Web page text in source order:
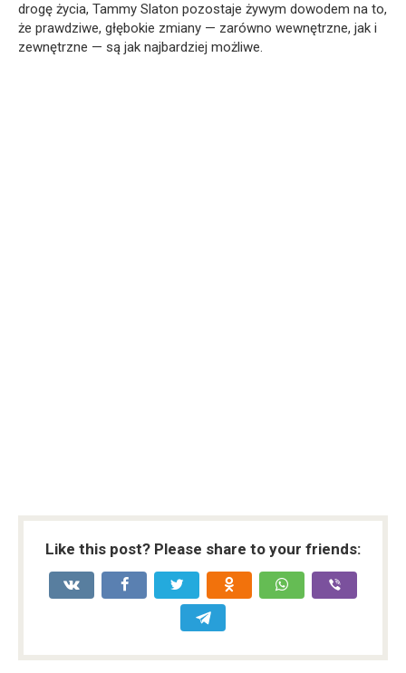
drogę życia, Tammy Slaton pozostaje żywym dowodem na to,
że prawdziwe, głębokie zmiany — zarówno wewnętrzne, jak i
zewnętrzne — są jak najbardziej możliwe.
Like this post? Please share to your friends: